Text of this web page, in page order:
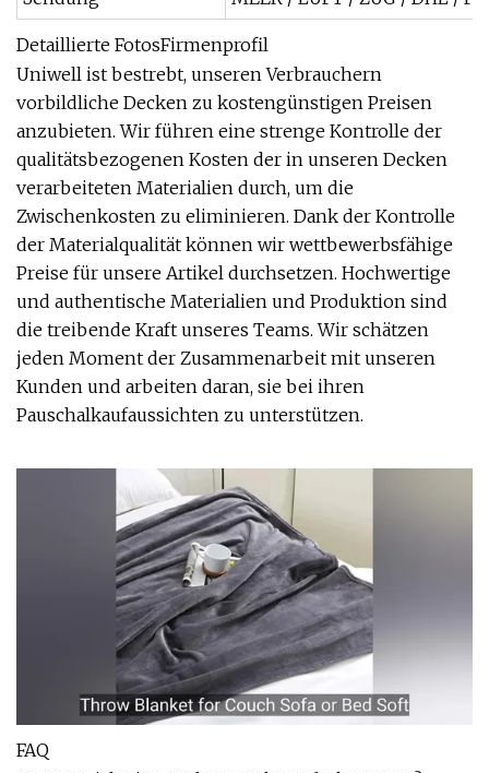
Detaillierte FotosFirmenprofil
Uniwell ist bestrebt, unseren Verbrauchern
vorbildliche Decken zu kostengünstigen Preisen
anzubieten. Wir führen eine strenge Kontrolle der
qualitätsbezogenen Kosten der in unseren Decken
verarbeiteten Materialien durch, um die
Zwischenkosten zu eliminieren. Dank der Kontrolle
der Materialqualität können wir wettbewerbsfähige
Preise für unsere Artikel durchsetzen. Hochwertige
und authentische Materialien und Produktion sind
die treibende Kraft unseres Teams. Wir schätzen
jeden Moment der Zusammenarbeit mit unseren
Kunden und arbeiten daran, sie bei ihren
Pauschalkaufaussichten zu unterstützen.
FAQ